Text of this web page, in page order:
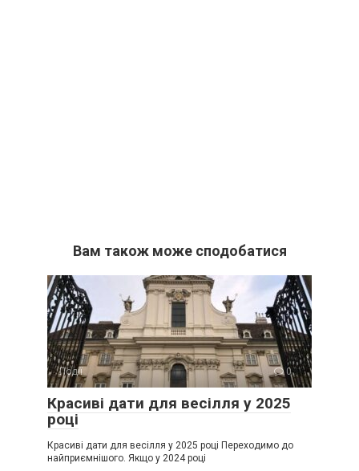
Вам також може сподобатися
Події 0
Красиві дати для весілля у 2025
році
Красиві дати для весілля у 2025 році Переходимо до
найприємнішого. Якщо у 2024 році